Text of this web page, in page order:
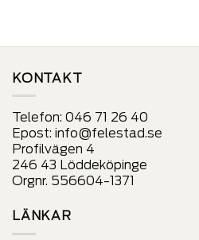
KONTAKT
Telefon: 046 71 26 40
Epost: info@felestad.se
Profilvägen 4
246 43 Löddeköpinge
Orgnr. 556604-1371
LÄNKAR